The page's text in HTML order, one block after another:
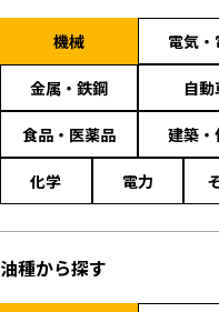
機械 電気
金属・鉄鋼 自動
食品・医薬品 建築・
化学 電力
油種から探す